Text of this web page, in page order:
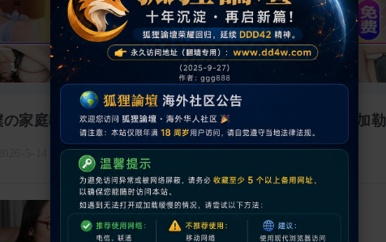
の家庭教師のムスコを握って誘惑中！ #さくらみな #加
2026-5-14 01:03:52